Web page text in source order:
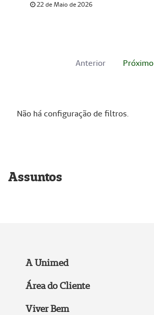
22 de Maio de 2026
Anterior Próximo
Não há configuração de filtros.
Assuntos
A Unimed
Área do Cliente
Viver Bem